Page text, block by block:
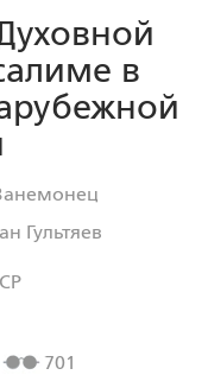
в
Гультяев
701